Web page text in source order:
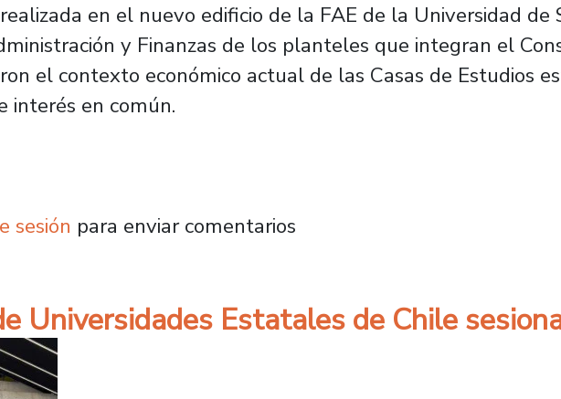
en el nuevo edificio de la FAE de la Universidad
y Finanzas de los planteles que integran el
el contexto económico actual de las Casas de Estudios
interés en común.
Vicerrectores y directores de Administración y Finanzas
sesión para enviar comentarios
Universidades Estatales de Chile